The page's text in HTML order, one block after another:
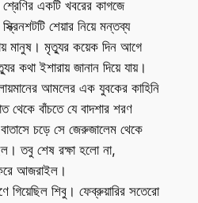
একটি খবরের কাগজে
শেয়ার নিয়ে মন্তব্য
মানুষ। মৃত্যুর কয়েক দিন আগে
কথা ইশারায় জানান দিয়ে যায়।
আমলের এক যুবকের কাহিনি
বাঁচতে যে বাদশার শরণ
বাতাসে চড়ে সে জেরুজালেম থেকে
তবু শেষ রক্ষা হলো না,
আজরাইল।
গিয়েছিল শিবু। ফেব্রুয়ারির সতেরো